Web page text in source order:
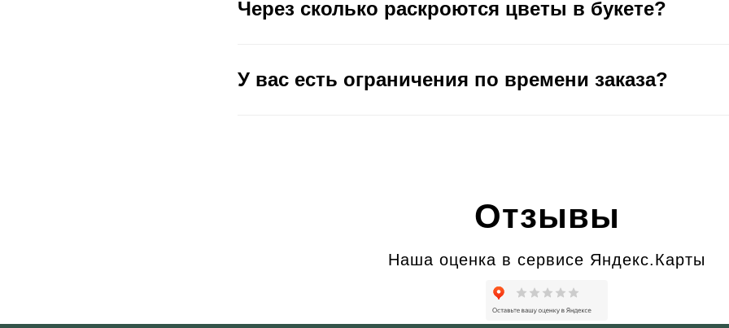
Через сколько раскроются цветы в букете?
У вас есть ограничения по времени заказа?
Отзывы
Наша оценка в сервисе Яндекс.Карты